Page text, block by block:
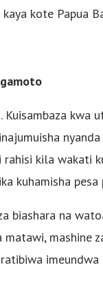
kote Papua
kwa
kila wakati
kuhamisha
biashara na
mashine
imeundwa